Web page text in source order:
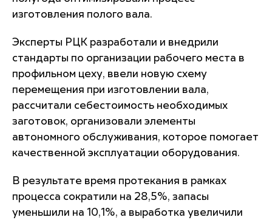
изготовления полого вала.
Эксперты РЦК разработали и внедрили
стандарты по организации рабочего места в
профильном цеху, ввели новую схему
перемещения при изготовлении вала,
рассчитали себестоимость необходимых
заготовок, организовали элементы
автономного обслуживания, которое помогает
качественной эксплуатации оборудования.
В результате время протекания в рамках
процесса сократили на 28,5%, запасы
уменьшили на 10,1%, а выработка увеличили